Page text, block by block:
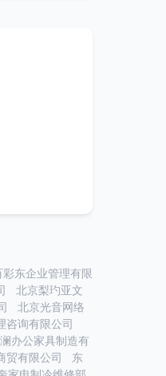
彩东企业管理有限
北京梨玓亚文
北京光音网络
咨询有限公司
办公家具制造有
贸有限公司
东